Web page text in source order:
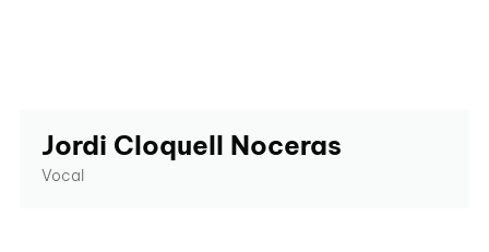
Jordi Cloquell Noceras
Vocal